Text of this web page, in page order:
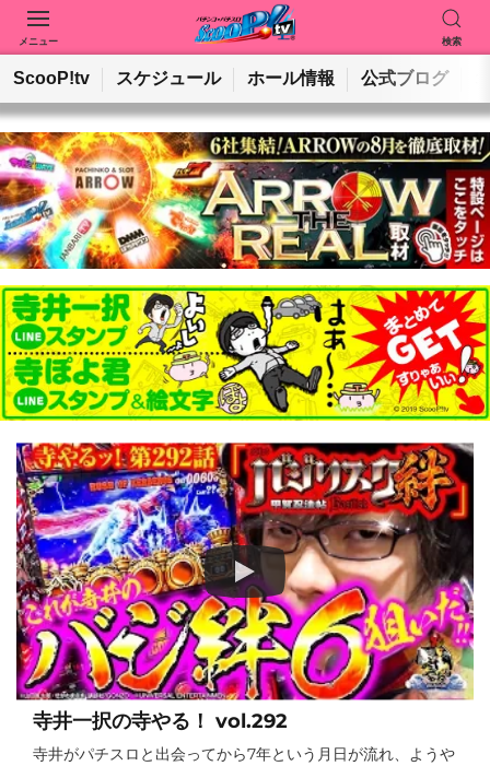
メニュー 検索
動画を検索 ホールを検索
検索
ScooP!tv スケジュール ホール情報 公式ブログ
寺井一択の寺やる！ vol.292
寺井がパチスロと出会ってから7年という月日が流れ、ようや